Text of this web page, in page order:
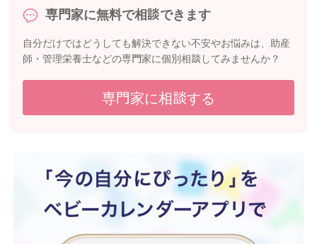
専門家に無料で相談できます
自分だけではどうしても解決できない不安やお悩みは、助産
師・管理栄養士などの専門家に個別相談してみませんか？
専門家に相談する